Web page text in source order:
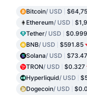
Bitcoin/ USD
Ethereum/ USD
Tether/ USD
BNB/ USD $591.85
Solana/ USD $73.47
TRON/ USD $0.327
Hyperliquid/ USD
Dogecoin/ USD